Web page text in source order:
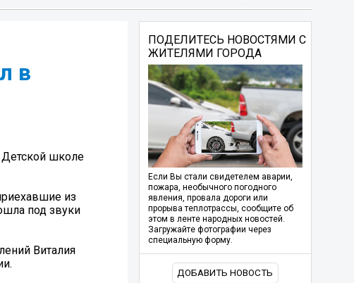
в
Детской школе
из
под звуки
Виталия
ПОДЕЛИТЕСЬ НОВОСТЯМИ С
ЖИТЕЛЯМИ ГОРОДА
Если Вы стали свидетелем аварии,
пожара, необычного погодного
явления, провала дороги или
прорыва теплотрассы, сообщите об
этом в ленте народных новостей.
Загружайте фотографии через
специальную форму.
ДОБАВИТЬ НОВОСТЬ